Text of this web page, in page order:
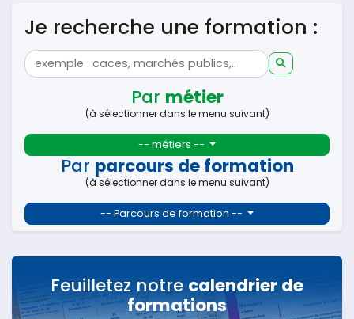
Je recherche une formation :
Par métier
(à sélectionner dans le menu suivant)
-- métiers --
Par parcours de formation
(à sélectionner dans le menu suivant)
-- Parcours de formation --
Feuilletez notre calendrier de
formations